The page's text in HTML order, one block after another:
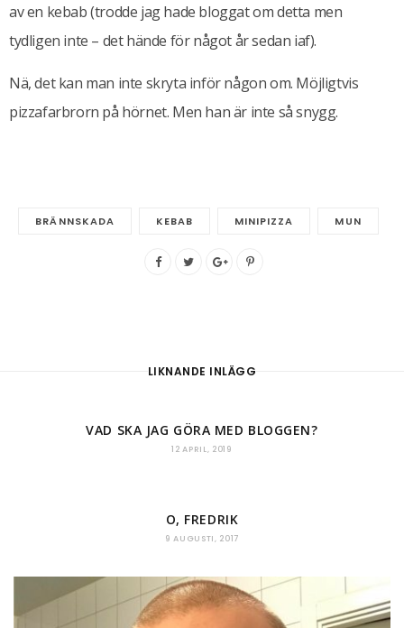
av en kebab (trodde jag hade bloggat om detta men
tydligen inte – det hände för något år sedan iaf).
Nä, det kan man inte skryta inför någon om. Möjligtvis
pizzafarbrorn på hörnet. Men han är inte så snygg.
BRÄNNSKADA KEBAB MINIPIZZA MUN
LIKNANDE INLÄGG
VAD SKA JAG GÖRA MED BLOGGEN?
12 APRIL, 2019
O, FREDRIK
9 AUGUSTI, 2017